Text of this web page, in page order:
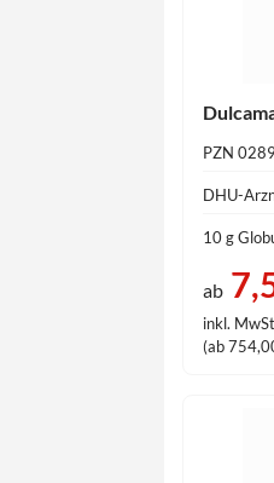
PZN
DHU-
10 g
ab
inkl.
(ab